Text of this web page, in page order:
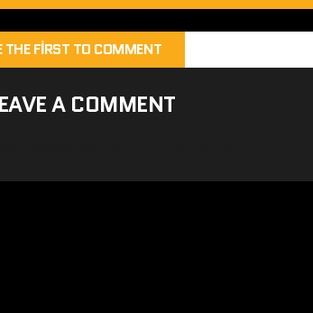
THE FIRST TO COMMENT
A COMMENT